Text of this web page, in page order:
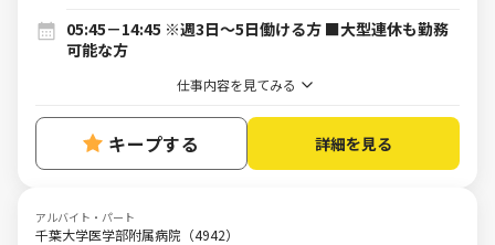
05:45－14:45 ※週3日～5日働ける方 ■大型連休も勤務
可能な方
仕事内容を見てみる
キープする 詳細を見る
アルバイト・パート
千葉大学医学部附属病院（4942）